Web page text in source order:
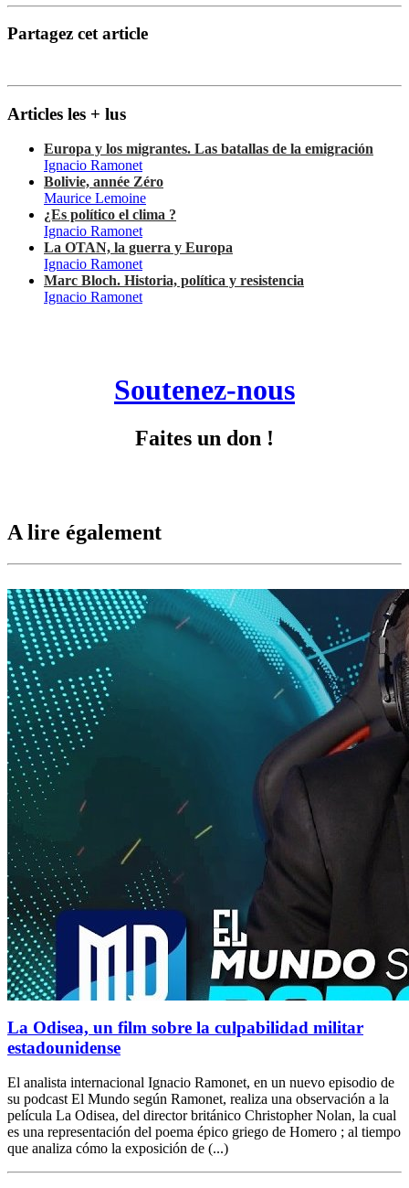
Partagez cet article
Articles les + lus
Europa y los migrantes. Las batallas de la emigración
Ignacio Ramonet
Bolivie, année Zéro
Maurice Lemoine
¿Es político el clima ?
Ignacio Ramonet
La OTAN, la guerra y Europa
Ignacio Ramonet
Marc Bloch. Historia, política y resistencia
Ignacio Ramonet
Soutenez-nous
Faites un don !
A lire également
La Odisea, un film sobre la culpabilidad militar
estadounidense
El analista internacional Ignacio Ramonet, en un nuevo episodio de
su podcast El Mundo según Ramonet, realiza una observación a la
película La Odisea, del director británico Christopher Nolan, la cual
es una representación del poema épico griego de Homero ; al tiempo
que analiza cómo la exposición de (...)